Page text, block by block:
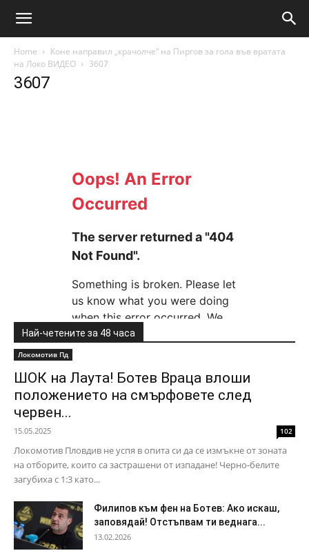
Home
Коне направил „крачолче“ на Пиргов за гола във вратата
на Локо ВИДЕО
3607
3607
Най-четените за 48 часа
Локомотив Пд
ШОК на Лаута! Ботев Враца влоши
положението на смърфовете след
червен...
15.05.2025 102
Локомотив Пловдив не успя в опита си да се измъкне от зоната
на отборите, които са застрашени от изпадане! Черно-белите
загубиха с 1:3 като...
Филипов към фен на Ботев: Ако искаш,
заповядай! Отстъпвам ти веднага...
13.02.2026